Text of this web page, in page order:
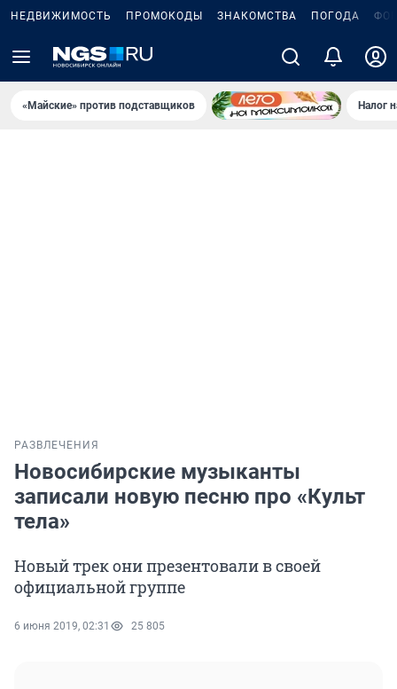
НЕДВИЖИМОСТЬ ПРОМОКОДЫ ЗНАКОМСТВА ПОГОДА
«Майские» против подставщиков Налог
РАЗВЛЕЧЕНИЯ
Новосибирские музыканты
записали новую песню про «Культ
тела»
Новый трек они презентовали в своей
официальной группе
6 июня 2019, 02:31 25 805